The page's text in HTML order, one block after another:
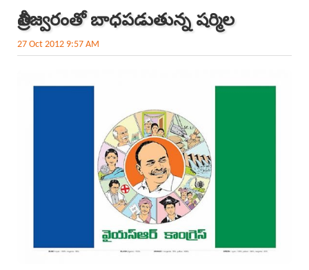
తీవ్రజ్వరంతో బాధపడుతున్న షర్మిల
27 Oct 2012 9:57 AM